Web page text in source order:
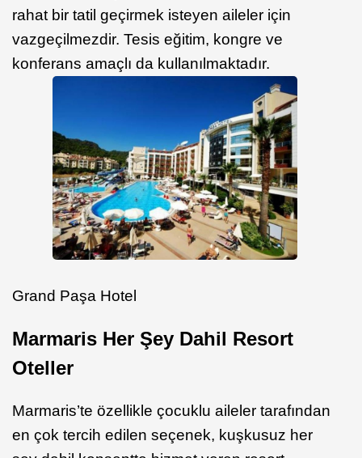
rahat bir tatil geçirmek isteyen aileler için
vazgeçilmezdir. Tesis eğitim, kongre ve
konferans amaçlı da kullanılmaktadır.
Grand Paşa Hotel
Marmaris Her Şey Dahil Resort
Oteller
Marmaris’te özellikle çocuklu aileler tarafından
en çok tercih edilen seçenek, kuşkusuz her